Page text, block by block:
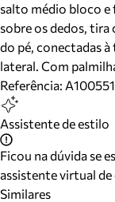
salto médio bloco
sobre os dedos, tira
do pé, conectadas
lateral. Com
Referência:
Assistente de estilo
Ficou na dúvida se
assistente virtual
Similares